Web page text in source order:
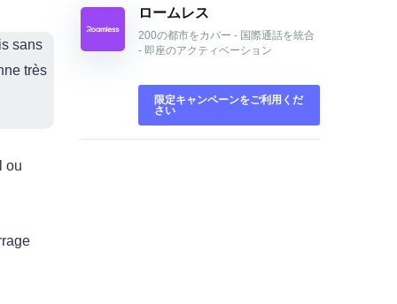
sans
très
ou
ロームレス
200の都市をカバー - 国際通話を統合
- 即座のアクティベーション
限定キャンペーンをご利用くだ
さい